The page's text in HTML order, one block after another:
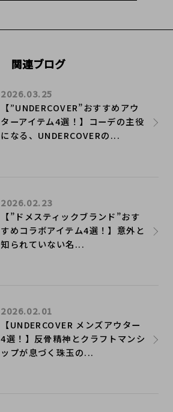
関連ブログ
【”UNDERCOVER”おすすめアウ
ターアイテム4選！】コーデの主役
になる、UNDERCOVERの...
2026.03.25
【”ドメスティックブランド”おす
すめコラボアイテム4選！】意外と
知られていない名...
2026.02.23
【UNDERCOVER メンズアウター
4選！】反骨精神とクラフトマンシ
ップが息づく珠玉の...
2026.02.01